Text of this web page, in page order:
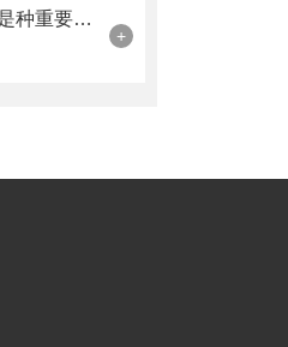
美国SUN插装阀是种重要的液压控制元件
+